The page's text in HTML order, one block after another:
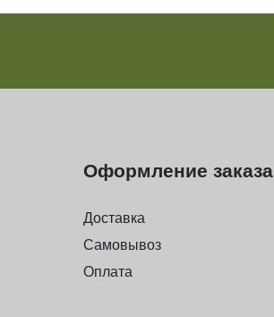
Оформление заказа
Доставка
Самовывоз
Оплата